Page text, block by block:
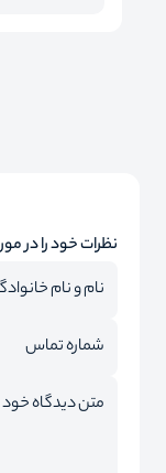
نظرات خود را در